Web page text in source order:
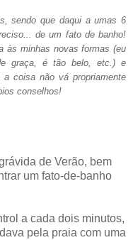
sendo que daqui a umas 6
de um fato de banho!
às minhas novas formas (eu
graça, é tão belo, etc.) e
coisa não vá propriamente
conselhos!
de Verão, bem
um fato-de-banho
a cada dois minutos,
pela praia com uma